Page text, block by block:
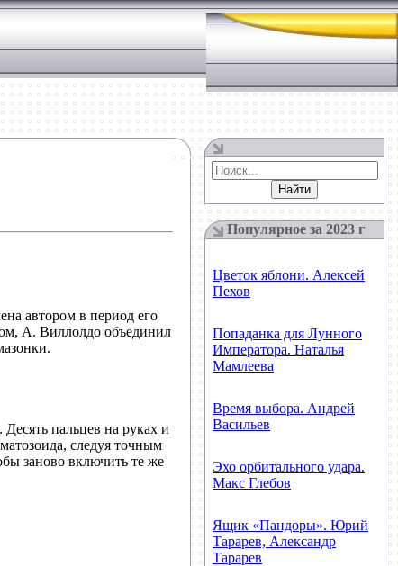
автором в период его
А. Виллолдо объединил
пальцев на руках и
следуя точным
заново включить те же
Популярное за 2023 г
Цветок яблони. Алексей
Пехов
Попаданка для Лунного
Императора. Наталья
Мамлеева
Время выбора. Андрей
Васильев
Эхо орбитального удара.
Макс Глебов
Ящик «Пандоры». Юрий
Тарарев, Александр
Тарарев